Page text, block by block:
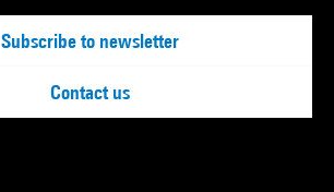
Subscribe to newsletter
Contact us